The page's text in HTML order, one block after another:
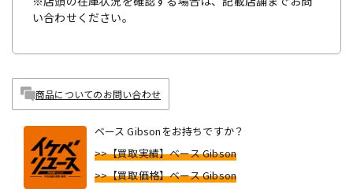
い合わせください。
商品についてのお問い合わせ
ベース Gibsonをお持ちですか？
>>【買取実績】ベース Gibson
>>【買取価格】ベース Gibson